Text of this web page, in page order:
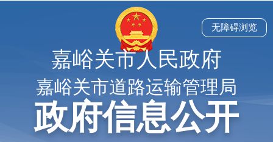
嘉峪关市人民政府
嘉峪关市道路运输管理局
政府信息公开
无障碍浏览